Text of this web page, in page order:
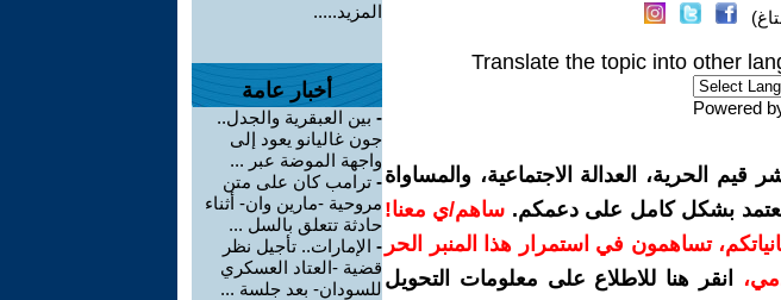
Translate the topic into other
Powered
الحرية، العدالة الاجتماعية، والمساواة
يعتمد بشكل كامل على دعمكم. ساهم/ي معنا!
إمكانياتكم، تساهمون في استمرار هذا المنبر الحر
،
انقر هنا للاطلاع على معلومات التحويل
المزيد.....
أخبار عامة
- بين العبقرية والجدل..
جون غاليانو يعود إلى
واجهة الموضة عبر ...
- ترامب كان على متن
مروحية -مارين وان- أثناء
حادثة تتعلق بالسل ...
- الإمارات.. تأجيل نظر
قضية -العتاد العسكري
للسودان- بعد جلسة ...